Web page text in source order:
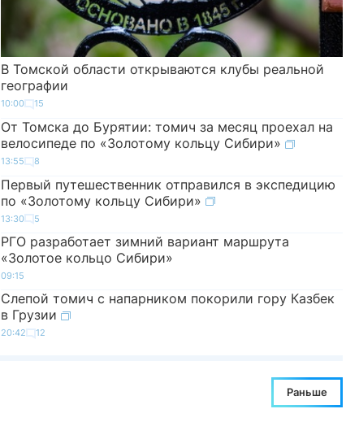
В Томской области открываются клубы реальной
географии
10:00 15
От Томска до Бурятии: томич за месяц проехал на
велосипеде по «Золотому кольцу Сибири»
13:55 8
Первый путешественник отправился в экспедицию
по «Золотому кольцу Сибири»
13:30 5
РГО разработает зимний вариант маршрута
«Золотое кольцо Сибири»
09:15
Слепой томич с напарником покорили гору Казбек
в Грузии
20:42 12
Раньше